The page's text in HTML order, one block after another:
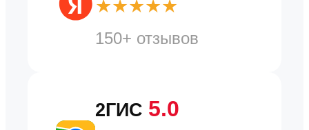
★★★★★
150+ отзывов
2ГИС 5.0